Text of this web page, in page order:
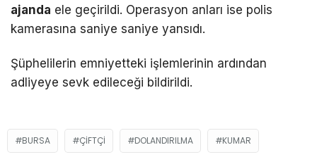
ajanda ele geçirildi. Operasyon anları ise polis
kamerasına saniye saniye yansıdı.
Şüphelilerin emniyetteki işlemlerinin ardından
adliyeye sevk edileceği bildirildi.
BURSA ÇIFTÇI DOLANDIRILMA KUMAR